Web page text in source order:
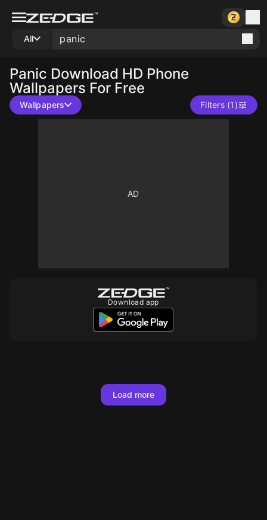
All
Panic Download HD Phone
Wallpapers For Free
Wallpapers Filters (1)
Download app
Load more